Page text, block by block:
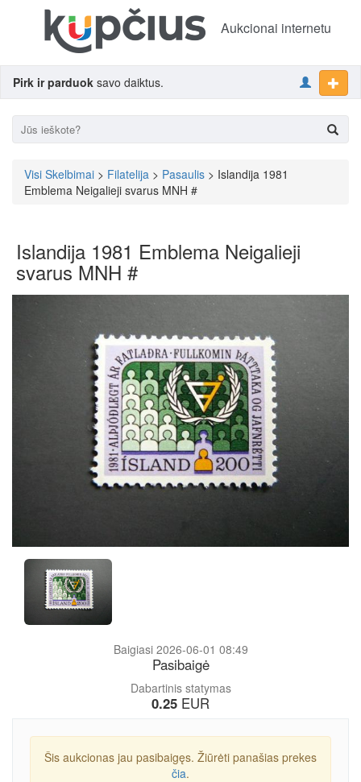
Aukcionai internetu
Pirk ir parduok savo daiktus.
Visi Skelbimai > Filatelija > Pasaulis > Islandija 1981
Emblema Neigalieji svarus MNH #
Islandija 1981 Emblema Neigalieji
svarus MNH #
Dabartinis statymas
0.25 EUR
Baigiasi 2026-06-01 08:49
Pasibaigė
Šis aukcionas jau pasibaigęs. Žiūrėti panašias prekes
čia.